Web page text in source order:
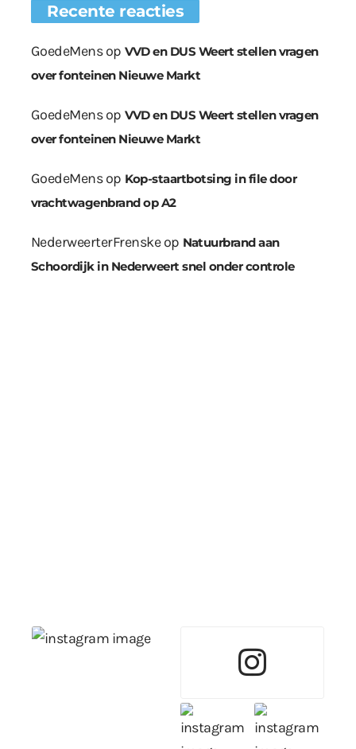
Recente reacties
GoedeMensop VVD en DUS Weert stellen vragen
over fonteinen Nieuwe Markt
GoedeMensop VVD en DUS Weert stellen vragen
over fonteinen Nieuwe Markt
GoedeMensop Kop-staartbotsing in file door
vrachtwagenbrand op A2
NederweerterFrenskeop Natuurbrand aan
Schoordijk in Nederweert snel onder controle